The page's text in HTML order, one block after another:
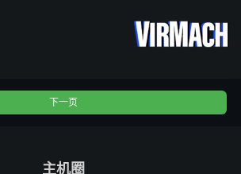
下一页
主机圈